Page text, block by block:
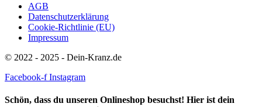
AGB
Datenschutzerklärung
Cookie-Richtlinie (EU)
Impressum
© 2022 - 2025 - Dein-Kranz.de
Facebook-f Instagram
Schön, dass du unseren Onlineshop besuchst! Hier ist dein